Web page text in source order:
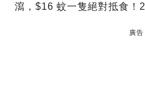
瀉，$16 蚊一隻絕對抵食！2
廣告